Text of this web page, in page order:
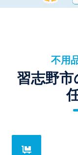
不用
習志野